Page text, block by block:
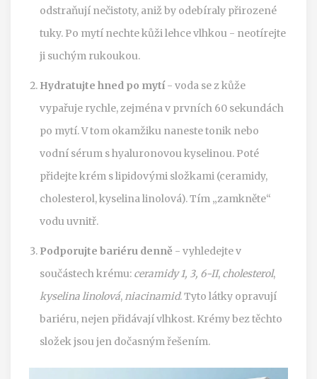
odstraňují nečistoty, aniž by odebíraly přirozené
tuky. Po mytí nechte kůži lehce vlhkou - neotírejte
ji suchým rukoukou.
Hydratujte hned po mytí- voda se z kůže
vypařuje rychle, zejména v prvních 60 sekundách
po mytí. V tom okamžiku naneste tonik nebo
vodní sérum s hyaluronovou kyselinou. Poté
přidejte krém s lipidovými složkami (ceramidy,
cholesterol, kyselina linolová). Tím „zamkněte“
vodu uvnitř.
Podporujte bariéru denně - vyhledejte v
součástech krému: ceramidy 1, 3, 6-II, cholesterol,
kyselina linolová,niacinamid. Tyto látky opravují
bariéru, nejen přidávají vlhkost. Krémy bez těchto
složek jsou jen dočasným řešením.